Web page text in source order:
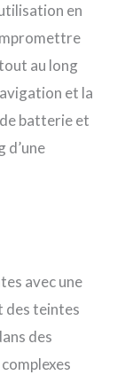
en
au long
et la
batterie et
d’une
avec une
des teintes
des